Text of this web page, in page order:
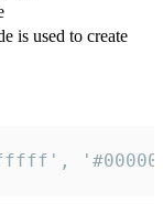
is used to create